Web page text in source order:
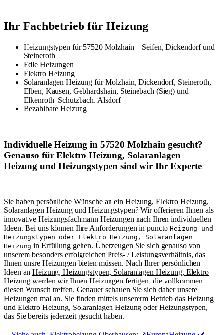
Ihr Fachbetrieb für Heizung
Heizungstypen für 57520 Molzhain – Seifen, Dickendorf und
Steineroth
Edle Heizungen
Elektro Heizung
Solaranlagen Heizung für Molzhain, Dickendorf, Steineroth,
Elben, Kausen, Gebhardshain, Steinebach (Sieg) und
Elkenroth, Schutzbach, Alsdorf
Bezahlbare Heizung
Individuelle Heizung in 57520 Molzhain gesucht?
Genauso für Elektro Heizung, Solaranlagen
Heizung und Heizungstypen sind wir Ihr Experte
Sie haben persönliche Wünsche an ein Heizung, Elektro Heizung,
Solaranlagen Heizung und Heizungstypen? Wir offerieren Ihnen als
innovative Heizungsfachmann Heizungen nach Ihren individuellen
Ideen. Bei uns können Ihre Anforderungen in puncto Heizung und
Heizungstypen oder Elektro Heizung, Solaranlagen
Heizung in Erfüllung gehen. Überzeugen Sie sich genauso von
unserem besonders erfolgreichen Preis- / Leistungsverhältnis, das
Ihnen unsre Heizungen bieten müssen. Nach Ihrer persönlichen
Ideen an Heizung, Heizungstypen, Solaranlagen Heizung, Elektro
Heizung werden wir Ihnen Heizungen fertigen, die vollkommen
diesen Wunsch treffen. Genauer schauen Sie sich daher unsere
Heizungen mal an. Sie finden mittels unsererm Betrieb das Heizung
und Elektro Heizung, Solaranlagen Heizung oder Heizungstypen,
das Sie bereits jederzeit gesucht haben.